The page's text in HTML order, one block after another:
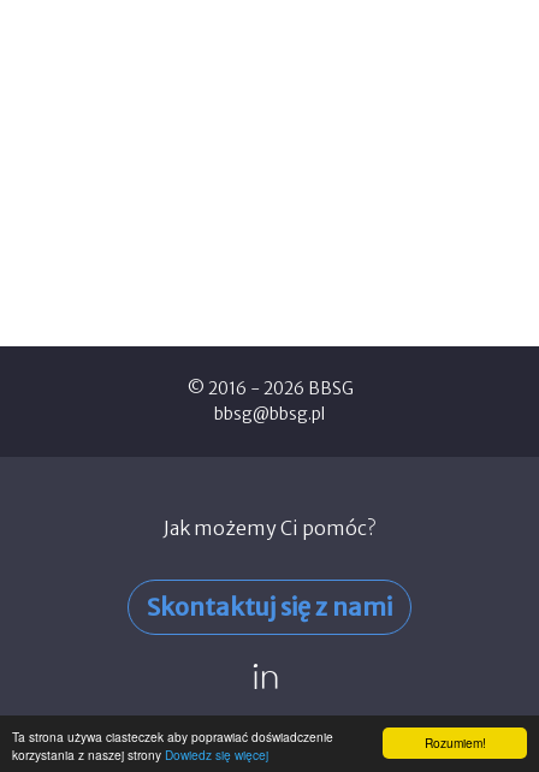
Rozumiem!
Ta strona używa ciasteczek aby poprawiać doświadczenie
korzystania z naszej strony Dowiedz się więcej
© 2016 - 2026 BBSG
bbsg@bbsg.pl
Jak możemy Ci pomóc?
Skontaktuj się z nami